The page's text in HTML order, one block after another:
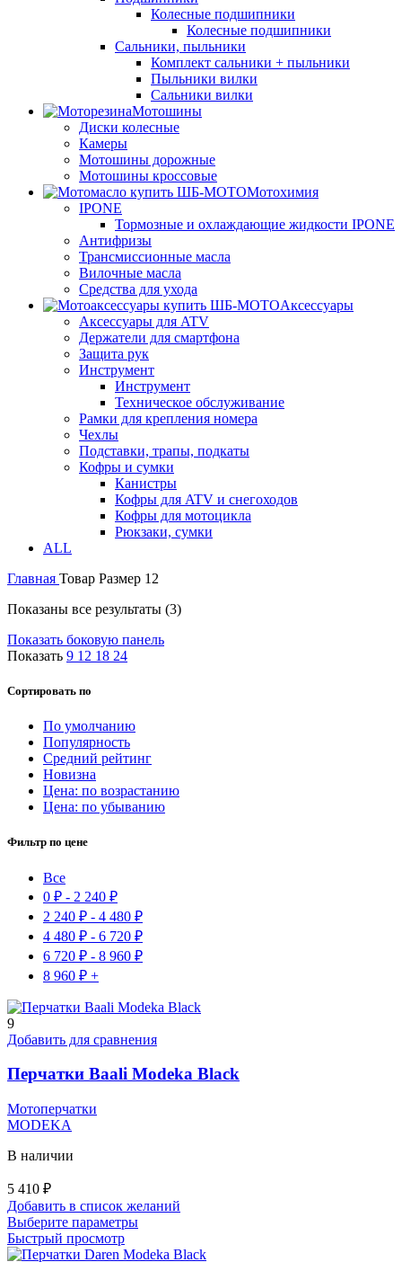
Колесные подшипники
Колесные подшипники
Сальники, пыльники
Комплект сальники + пыльники
Пыльники вилки
Сальники вилки
Мотошины
Диски колесные
Камеры
Мотошины дорожные
Мотошины кроссовые
Мотохимия
IPONE
Тормозные и охлаждающие жидкости IPONE
Антифризы
Трансмиссионные масла
Вилочные масла
Средства для ухода
Аксессуары
Аксессуары для ATV
Держатели для смартфона
Защита рук
Инструмент
Инструмент
Техническое обслуживание
Рамки для крепления номера
Чехлы
Подставки, трапы, подкаты
Кофры и сумки
Канистры
Кофры для ATV и снегоходов
Кофры для мотоцикла
Рюкзаки, сумки
ALL
Главная Товар Размер 12
Показаны все результаты (3)
Показать боковую панель
Показать 9 12 18 24
Сортировать по
По умолчанию
Популярность
Средний рейтинг
Новизна
Цена: по возрастанию
Цена: по убыванию
Фильтр по цене
Все
0 ₽ - 2 240 ₽
2 240 ₽ - 4 480 ₽
4 480 ₽ - 6 720 ₽
6 720 ₽ - 8 960 ₽
8 960 ₽ +
9
Добавить для сравнения
Перчатки Baali Modeka Black
Мотоперчатки
MODEKA
В наличии
5 410 ₽
Добавить в список желаний
Выберите параметрыЭтот
имеет
Быстрый просмотр